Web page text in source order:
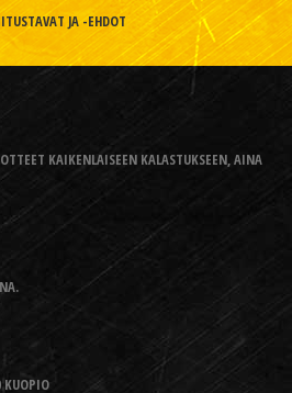
JA -EHDOT
KAIKENLAISEEN KALASTUKSEEN, AINA
KUOPIO